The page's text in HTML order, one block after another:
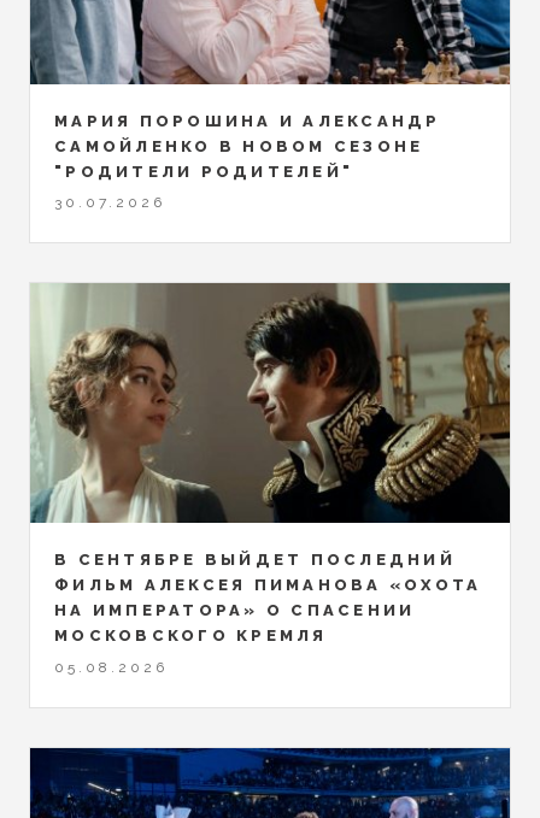
МАРИЯ ПОРОШИНА И АЛЕКСАНДР
САМОЙЛЕНКО В НОВОМ СЕЗОНЕ
"РОДИТЕЛИ РОДИТЕЛЕЙ"
30.07.2026
В СЕНТЯБРЕ ВЫЙДЕТ ПОСЛЕДНИЙ
ФИЛЬМ АЛЕКСЕЯ ПИМАНОВА «ОХОТА
НА ИМПЕРАТОРА» О СПАСЕНИИ
МОСКОВСКОГО КРЕМЛЯ
05.08.2026